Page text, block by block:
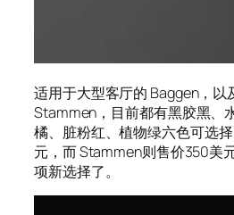
适用于大型客厅的 Baggen，以
Stammen，目前都有黑胶黑、
橘、脏粉红、植物绿六色可选
元，而 Stammen则售价350美
项新选择了。